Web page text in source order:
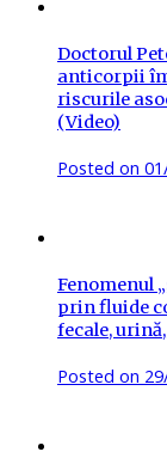
Doctorul
anticorpii
riscurile
(Video)
Posted on
Fenomenul
prin fluide
fecale,
Posted on